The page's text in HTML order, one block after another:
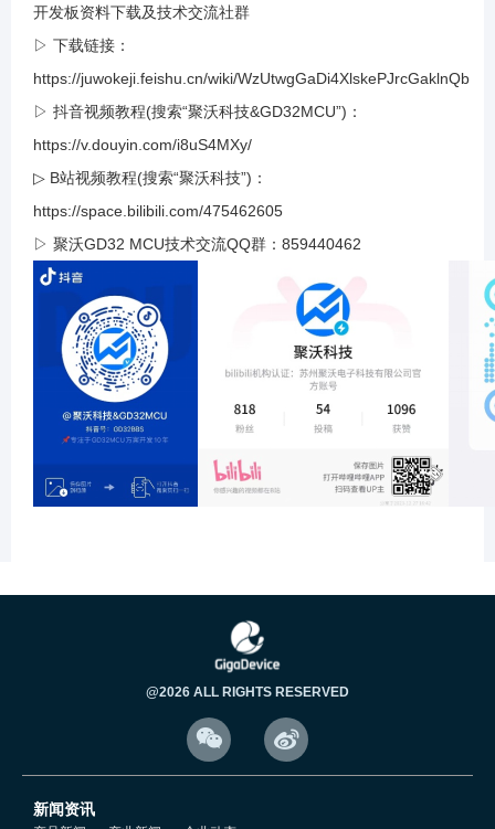
开发板资料下载及技术交流社群
▷ 下载链接：
https://juwokeji.feishu.cn/wiki/WzUtwgGaDi4XlskePJrcGaklnQb
▷ 抖音视频教程(搜索“聚沃科技&GD32MCU”)：
https://v.douyin.com/i8uS4MXy/
▷ B站视频教程(搜索“聚沃科技”)：
https://space.bilibili.com/475462605
▷ 聚沃GD32 MCU技术交流QQ群：859440462
@2026 ALL RIGHTS RESERVED
 
新闻资讯